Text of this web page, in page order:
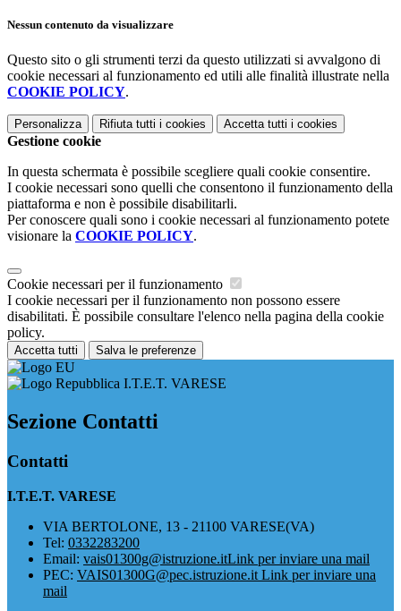
Nessun contenuto da visualizzare
Questo sito o gli strumenti terzi da questo utilizzati si avvalgono di
cookie necessari al funzionamento ed utili alle finalità illustrate nella
COOKIE POLICY.
Personalizza Rifiuta tutti i cookies Accetta tutti i cookies
Gestione cookie
In questa schermata è possibile scegliere quali cookie consentire.
I cookie necessari sono quelli che consentono il funzionamento della
piattaforma e non è possibile disabilitarli.
Per conoscere quali sono i cookie necessari al funzionamento potete
visionare la COOKIE POLICY.
Cookie necessari per il funzionamento
I cookie necessari per il funzionamento non possono essere
disabilitati. È possibile consultare l'elenco nella pagina della cookie
policy.
Accetta tutti Salva le preferenze
I.T.E.T. VARESE
Sezione Contatti
Contatti
I.T.E.T. VARESE
VIA BERTOLONE, 13 - 21100 VARESE(VA)
Tel: 0332283200
Email: vais01300g@istruzione.itLink per inviare una mail
PEC: VAIS01300G@pec.istruzione.it Link per inviare una
mail